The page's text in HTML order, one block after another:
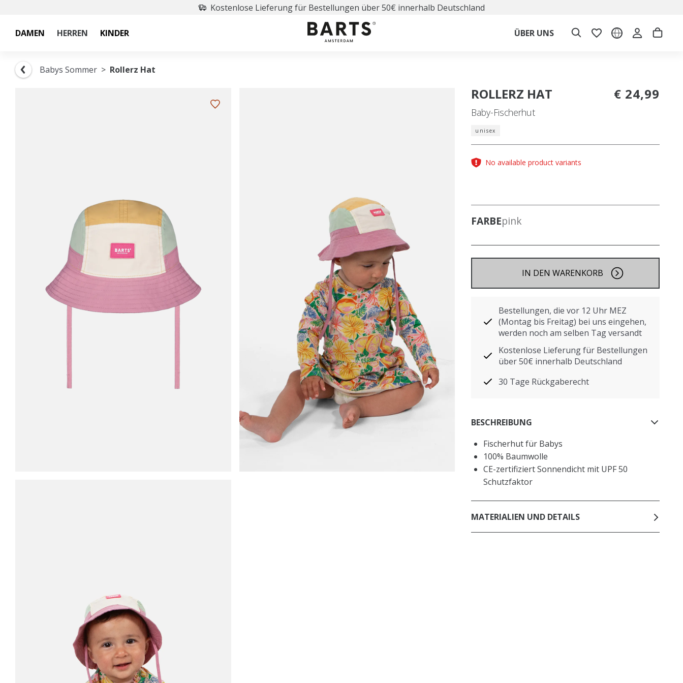
Kostenlose Lieferung für Bestellungen über 50€ innerhalb Deutschland
DAMEN HERREN KINDER ÜBER UNS
Babys Sommer Rollerz Hat
ROLLERZ HAT
Baby-Fischerhut
€ 24,99
unisex
No available product variants
FARBEpink
IN DEN WARENKORB
Bestellungen, die vor 12 Uhr MEZ
(Montag bis Freitag) bei uns eingehen,
werden noch am selben Tag versandt
Kostenlose Lieferung für Bestellungen
über 50€ innerhalb Deutschland
30 Tage Rückgaberecht
BESCHREIBUNG
Fischerhut für Babys
100% Baumwolle
CE-zertifiziert Sonnendicht mit UPF 50
Schutzfaktor
MATERIALIEN UND DETAILS